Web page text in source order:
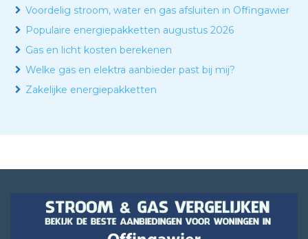
Voordelig stroom, water en gas afsluiten in Offingawier
Populaire energiepakketten augustus 2026
Gas en licht kosten berekenen
Welke gas en elektra aanbieder past bij mij?
Zakelijke energiepakketten